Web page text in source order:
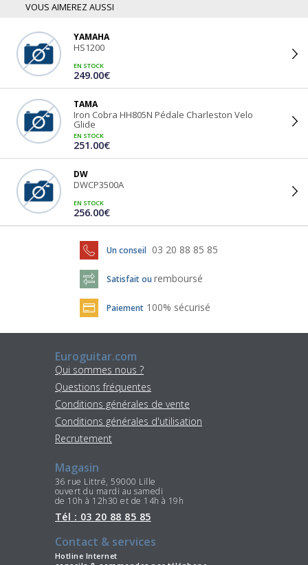
VOUS AIMEREZ AUSSI
YAMAHA
HS1200
EN STOCK
249.00€
TAMA
Iron Cobra HH805N Pédale Charleston Velo
Glide
EN STOCK
251.00€
DW
DWCP3500A
EN STOCK
256.00€
Un conseil 03 20 88 85 85
Satisfait ou remboursé
Paiement 100% sécurisé
Euroguitar.com
Qui sommes nous ?
Questions fréquentes
Conditions générales de vente
Conditions générales d'utilisation
Recrutement
Magasin
36 rue Littré, 59000 Lille
ouvert du mardi au samedi
de 10h à 12h30 et de 14h à 19h
Tél : 03 20 88 85 85
Contact & services
Hotline Internet